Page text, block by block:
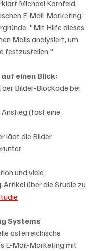
Michael Kornfeld,
E-Mail-Marketing-
"Mit Hilfe dieses
Mails analysiert, um
festzustellen."
einen Blick:
Bilder-Blockade bei
(fast eine
lädt die Bilder
und viele
über die Studie zu
Systems
österreichische
E-Mail-Marketing mit